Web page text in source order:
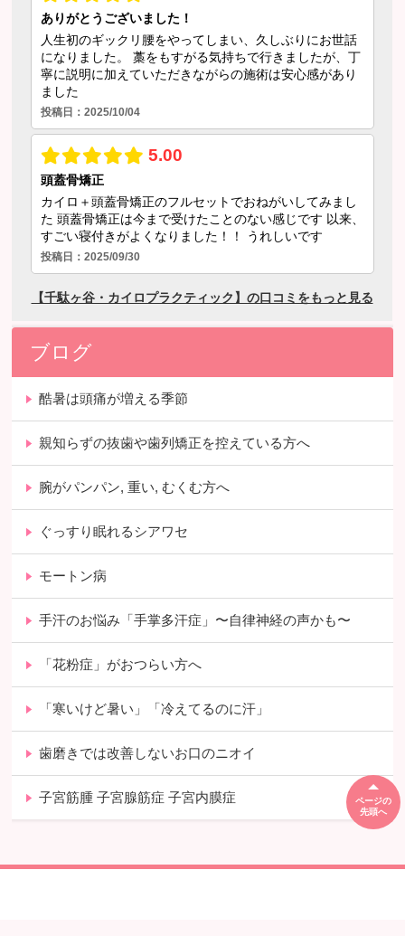
ブログ
酷暑は頭痛が増える季節
親知らずの抜歯や歯列矯正を控えている方へ
腕がパンパン, 重い, むくむ方へ
ぐっすり眠れるシアワセ
モートン病
手汗のお悩み「手掌多汗症」〜自律神経の声かも〜
「花粉症」がおつらい方へ
「寒いけど暑い」「冷えてるのに汗」
歯磨きでは改善しないお口のニオイ
子宮筋腫 子宮腺筋症 子宮内膜症
ページの
先頭へ